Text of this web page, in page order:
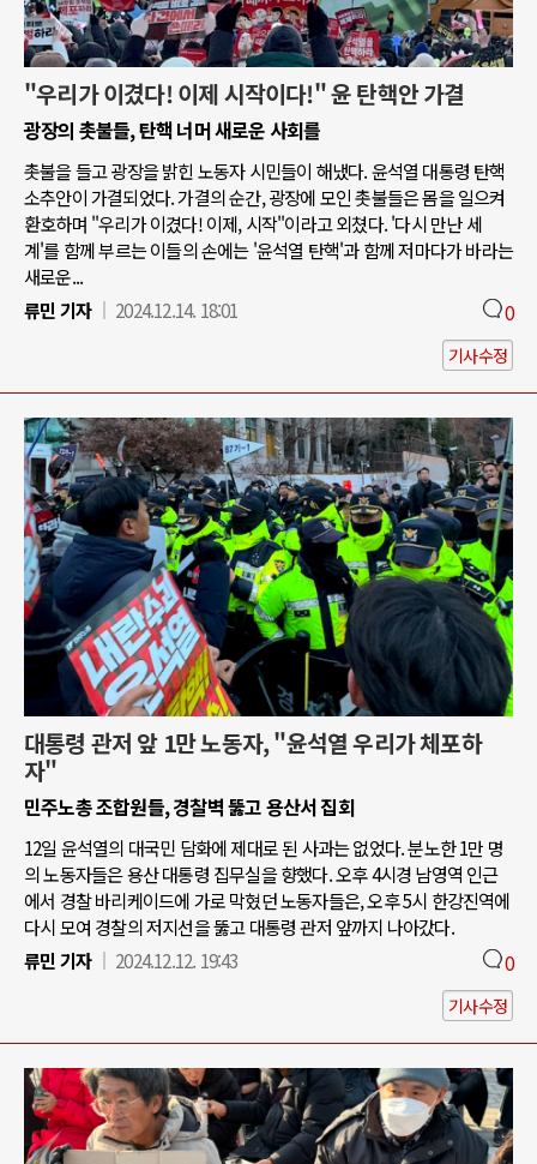
"우리가 이겼다! 이제 시작이다!" 윤 탄핵안 가결
광장의 촛불들, 탄핵 너머 새로운 사회를
촛불을 들고 광장을 밝힌 노동자 시민들이 해냈다. 윤석열 대통령 탄핵
소추안이 가결되었다. 가결의 순간, 광장에 모인 촛불들은 몸을 일으켜
환호하며 "우리가 이겼다! 이제, 시작"이라고 외쳤다. '다시 만난 세
계'를 함께 부르는 이들의 손에는 '윤석열 탄핵'과 함께 저마다가 바라는
새로운...
류민 기자
2024.12.14. 18:01 0
기사수정
대통령 관저 앞 1만 노동자, "윤석열 우리가 체포하
자"
민주노총 조합원들, 경찰벽 뚫고 용산서 집회
12일 윤석열의 대국민 담화에 제대로 된 사과는 없었다. 분노한 1만 명
의 노동자들은 용산 대통령 집무실을 향했다. 오후 4시경 남영역 인근
에서 경찰 바리케이드에 가로 막혔던 노동자들은, 오후 5시 한강진역에
다시 모여 경찰의 저지선을 뚫고 대통령 관저 앞까지 나아갔다.
류민 기자
2024.12.12. 19:43 0
기사수정